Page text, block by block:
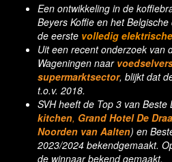
Een ontwikkeling in de
Beyers Koffie en het
de eerste volledig
Uit een recent onderzoek van
Wageningen naar
supermarktsector, blijkt dat
t.o.v. 2018.
SVH heeft de Top 3 van Beste
kitchen, Grand Hotel De
Noorden van Aalten) en
2023/2024 bekendgemaakt.
de winnaar bekend gemaakt.